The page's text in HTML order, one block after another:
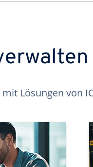
Lösungen von